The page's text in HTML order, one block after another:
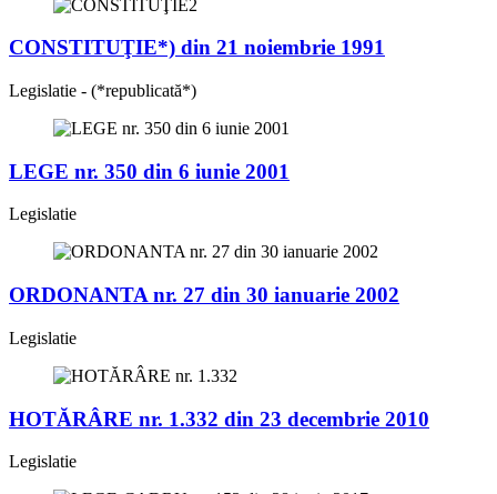
CONSTITUŢIE*) din 21 noiembrie 1991
Legislatie - (*republicată*)
LEGE nr. 350 din 6 iunie 2001
Legislatie
ORDONANTA nr. 27 din 30 ianuarie 2002
Legislatie
HOTĂRÂRE nr. 1.332 din 23 decembrie 2010
Legislatie